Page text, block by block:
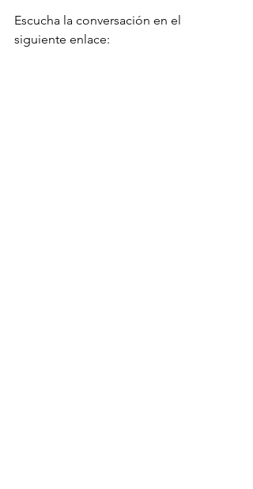
Escucha la conversación en el
siguiente enlace: